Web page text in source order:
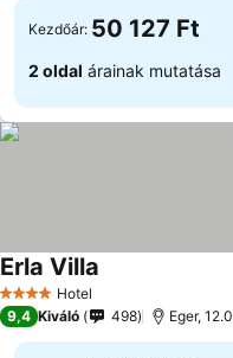
Kezdőár: 50 127 Ft
2 oldal árainak mutatása
4 KategóriaHotel
Erla Villa
9,4 Kiváló 498 Eger,